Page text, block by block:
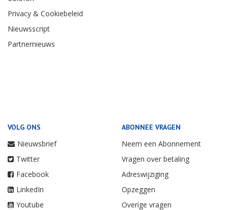
Privacy & Cookiebeleid
Nieuwsscript
Partnernieuws
VOLG ONS
Nieuwsbrief
Twitter
Facebook
LinkedIn
Youtube
ABONNEE VRAGEN
Neem een Abonnement
Vragen over betaling
Adreswijziging
Opzeggen
Overige vragen